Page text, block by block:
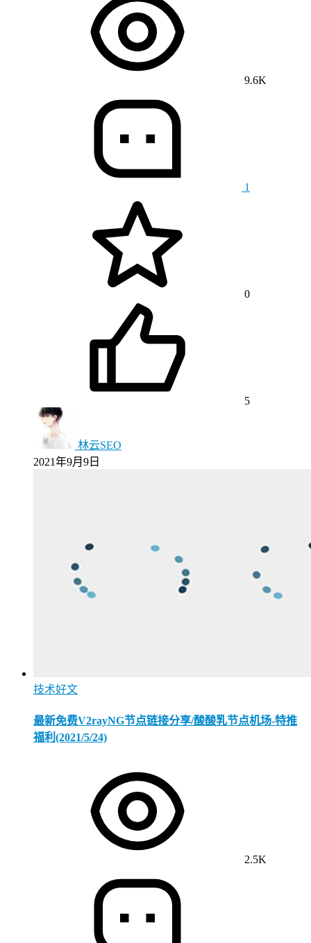
9.6K
1
0
5
林云SEO
2021年9月9日
技术好文
最新免费V2rayNG节点链接分享/酸酸乳节点机场-特推
福利(2021/5/24)
2.5K